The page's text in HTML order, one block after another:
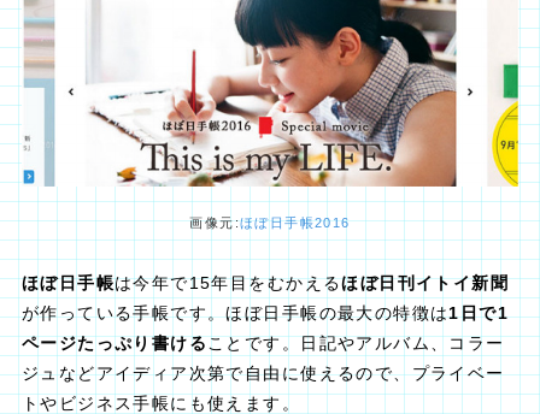
画像元:ほぼ日手帳2016
ほぼ日手帳は今年で15年目をむかえるほぼ日刊イトイ新聞
が作っている手帳です。ほぼ日手帳の最大の特徴は1日で1
ページたっぷり書けることです。日記やアルバム、コラー
ジュなどアイディア次第で自由に使えるので、プライベー
トやビジネス手帳にも使えます。